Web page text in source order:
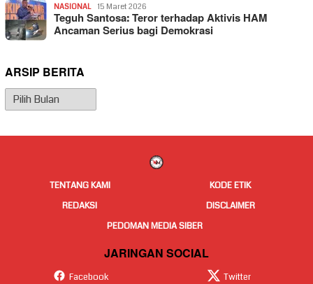
NASIONAL 15 Maret 2026
Teguh Santosa: Teror terhadap Aktivis HAM
Ancaman Serius bagi Demokrasi
ARSIP BERITA
Arsip
Berita
TENTANG KAMI
KODE ETIK
REDAKSI
DISCLAIMER
PEDOMAN MEDIA SIBER
JARINGAN SOCIAL
Facebook Twitter